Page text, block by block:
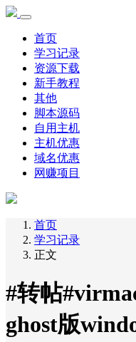
首页
学习记录
资源下载
新手教程
其他
脚本源码
自用主机
主机优惠
域名优惠
网赚项目
首页
学习记录
正文
#转帖
ghost版